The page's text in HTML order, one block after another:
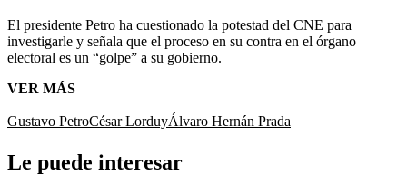
El presidente Petro ha cuestionado la potestad del CNE para
investigarle y señala que el proceso en su contra en el órgano
electoral es un “golpe” a su gobierno.
VER MÁS
Gustavo PetroCésar LorduyÁlvaro Hernán Prada
Le puede interesar